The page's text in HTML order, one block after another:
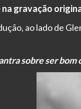
gravação
ao lado de
sobre ser